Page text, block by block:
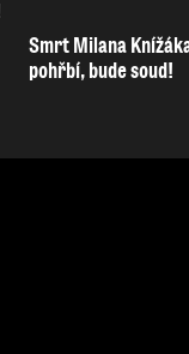
Smrt Milana
pohřbí, bude soud!